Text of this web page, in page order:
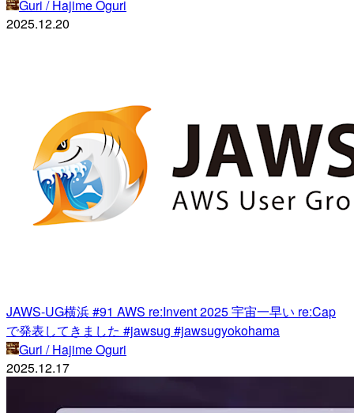
Guri / Hajime Oguri
2025.12.20
JAWS-UG横浜 #91 AWS re:Invent 2025 宇宙一早い re:Cap
で発表してきました #jawsug #jawsugyokohama
Guri / Hajime Oguri
2025.12.17